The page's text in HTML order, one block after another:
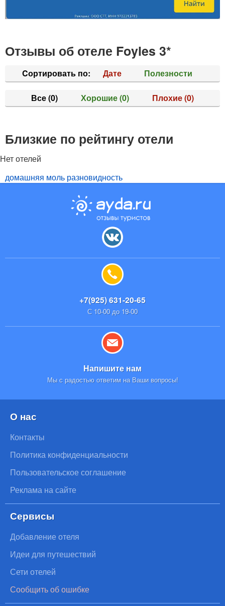
Отзывы об отеле Foyles 3*
Cортировать по: Дате Полезности
Все(0) Хорошие(0) Плохие(0)
Близкие по рейтингу отели
Нет отелей
домашняя моль разновидность
+7(925) 631-20-65
С 10-00 до 19-00
Напишите нам
Мы с радостью ответим на Ваши вопросы!
О нас
Контакты
Политика конфиденциальности
Пользовательское соглашение
Реклама на сайте
Сервисы
Добавление отеля
Идеи для путешествий
Сети отелей
Сообщить об ошибке